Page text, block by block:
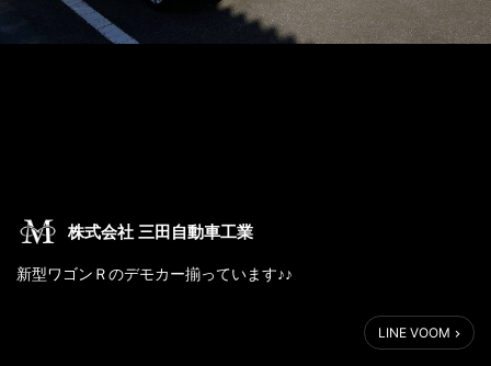
株式会社 三田自動車工業
新型ワゴンＲのデモカー揃っています♪♪
ヘッドアップディスプレイやアンブレラホルダーの新しい装備✨
LINE VOOM